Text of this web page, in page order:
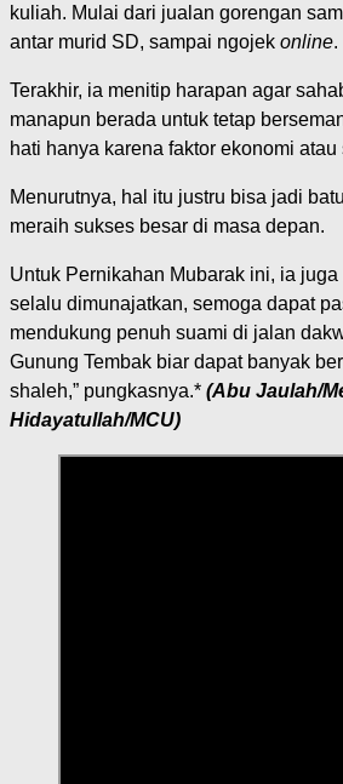
kuliah. Mulai dari jualan gorengan
antar murid SD, sampai ngojek online.
Terakhir, ia menitip harapan agar
manapun berada untuk tetap
hati hanya karena faktor ekonomi
Menurutnya, hal itu justru bisa jadi
meraih sukses besar di masa depan.
Untuk Pernikahan Mubarak ini, ia
selalu dimunajatkan, semoga dapat
mendukung penuh suami di jalan
Gunung Tembak biar dapat banyak
shaleh,” pungkasnya.* (Abu Jaulah/
Hidayatullah/MCU)